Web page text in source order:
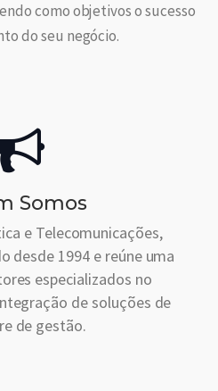
como objetivos o sucesso
do seu negócio.
Somos
e Telecomunicações,
desde 1994 e reúne uma
especializados no
de soluções de
de gestão.